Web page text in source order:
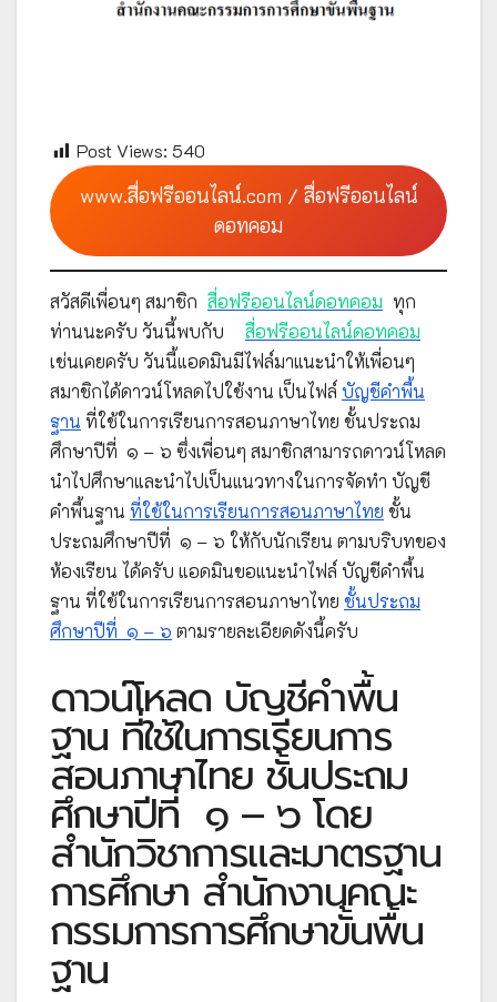
Post Views: 540
www.สื่อฟรีออนไลน์.com / สื่อฟรีออนไลน์
ดอทคอม
สวัสดีเพื่อนๆ สมาชิก สื่อฟรีออนไลน์ดอทคอม ทุก
ท่านนะครับ วันนี้พบกับ
สื่อฟรีออนไลน์ดอทคอม
เช่นเคยครับ วันนี้แอดมินมีไฟล์มาแนะนำให้เพื่อนๆ
สมาชิกได้ดาวน์โหลดไปใช้งาน เป็นไฟล์ บัญชีคำพื้น
ฐาน ที่ใช้ในการเรียนการสอนภาษาไทย ชั้นประถม
ศึกษาปีที่ ๑ – ๖ ซึ่งเพื่อนๆ สมาชิกสามารถดาวน์โหลด
นำไปศึกษาและนำไปเป็นแนวทางในการจัดทำ บัญชี
คำพื้นฐาน ที่ใช้ในการเรียนการสอนภาษาไทย ชั้น
ประถมศึกษาปีที่ ๑ – ๖ ให้กับนักเรียน ตามบริบทของ
ห้องเรียน ได้ครับ แอดมินขอแนะนำไฟล์ บัญชีคำพื้น
ฐาน ที่ใช้ในการเรียนการสอนภาษาไทย ชั้นประถม
ศึกษาปีที่ ๑ – ๖ ตามรายละเอียดดังนี้ครับ
ดาวน์โหลด บัญชีคำพื้น
ฐาน ที่ใช้ในการเรียนการ
สอนภาษาไทย ชั้นประถม
ศึกษาปีที่ ๑ – ๖ โดย
สำนักวิชาการและมาตรฐาน
การศึกษา สำนักงานคณะ
กรรมการการศึกษาขั้นพื้น
ฐาน